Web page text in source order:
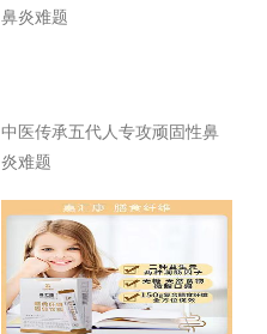
中医传承五代人专攻顽固性鼻
炎难题